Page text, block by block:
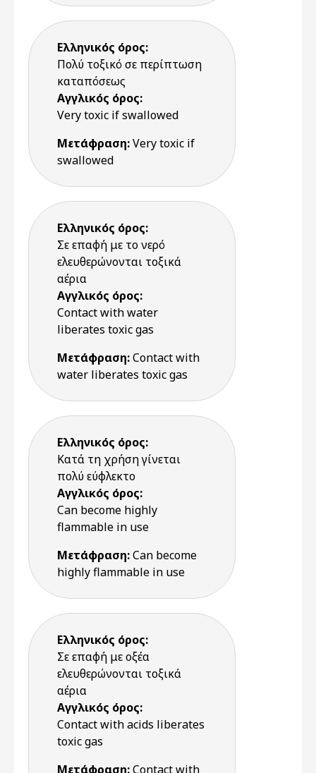
Ελληνικός όρος:
Πολύ τοξικό σε περίπτωση
καταπόσεως
Αγγλικός όρος:
Very toxic if swallowed
Μετάφραση:Very toxic if
swallowed
Ελληνικός όρος:
Σε επαφή με το νερό
ελευθερώνονται τοξικά
αέρια
Αγγλικός όρος:
Contact with water
liberates toxic gas
Μετάφραση:Contact with
water liberates toxic gas
Ελληνικός όρος:
Κατά τη χρήση γίνεται
πολύ εύφλεκτο
Αγγλικός όρος:
Can become highly
flammable in use
Μετάφραση:Can become
highly flammable in use
Ελληνικός όρος:
Σε επαφή με οξέα
ελευθερώνονται τοξικά
αέρια
Αγγλικός όρος:
Contact with acids liberates
toxic gas
Μετάφραση:Contact with